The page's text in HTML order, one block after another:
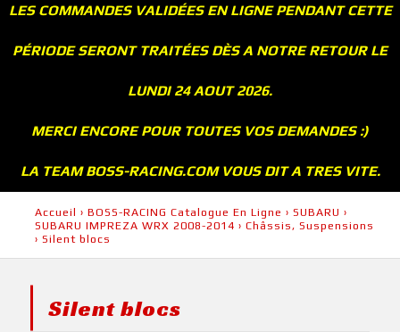
LES COMMANDES VALIDÉES EN LIGNE PENDANT CETTE
PÉRIODE SERONT TRAITÉES DÈS A NOTRE RETOUR LE
LUNDI 24 AOUT 2026.
MERCI ENCORE POUR TOUTES VOS DEMANDES :)
LA TEAM BOSS-RACING.COM VOUS DIT A TRES VITE.
Accueil › BOSS-RACING Catalogue En Ligne › SUBARU ›
SUBARU IMPREZA WRX 2008-2014 › Châssis, Suspensions
› Silent blocs
Silent blocs